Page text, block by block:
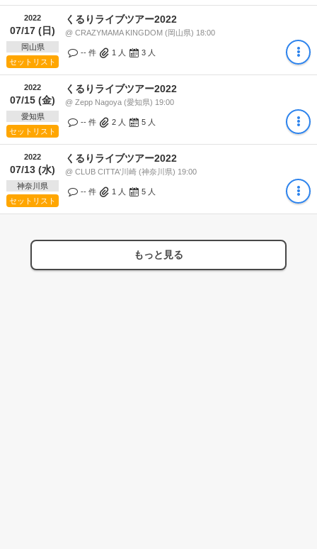
2022
07/17 (日)
岡山県
セットリスト
くるりライブツアー2022
@ CRAZYMAMA KINGDOM (岡山県) 18:00
-- 件 1 人 3 人
2022
07/15 (金)
愛知県
セットリスト
くるりライブツアー2022
@ Zepp Nagoya (愛知県) 19:00
-- 件 2 人 5 人
2022
07/13 (水)
神奈川県
セットリスト
くるりライブツアー2022
@ CLUB CITTA'川崎 (神奈川県) 19:00
-- 件 1 人 5 人
もっと見る